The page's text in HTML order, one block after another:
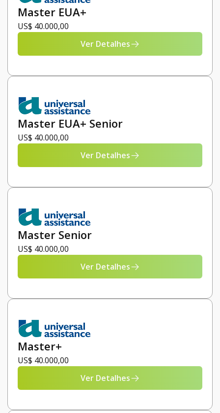
Master EUA+
US$ 40.000,00
Ver Detalhes
Master EUA+ Senior
US$ 40.000,00
Ver Detalhes
Master Senior
US$ 40.000,00
Ver Detalhes
Master+
US$ 40.000,00
Ver Detalhes